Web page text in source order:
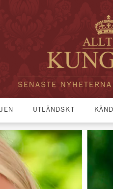
SENASTE
UTLÄNDSKT